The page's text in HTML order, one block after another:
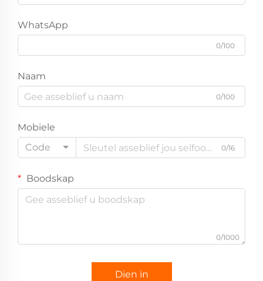
WhatsApp
0/100
Naam
0/100
Mobiele
Code
0/16
Boodskap
0/1000
Dien in